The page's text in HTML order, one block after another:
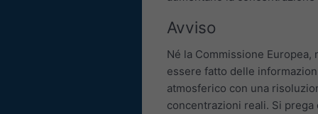
Avviso
Né la Commissione
essere fatto delle
atmosferico con una
concentrazioni reali. Si